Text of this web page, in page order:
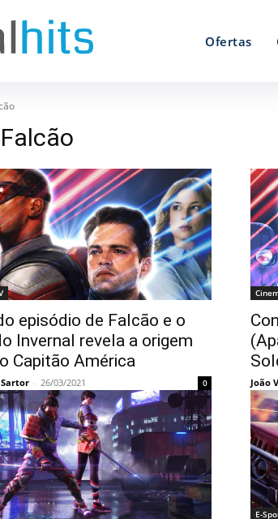
Ofertas
Falcão
episódio de Falcão e o
Invernal revela a origem
Capitão América
- 26/03/2021 0 João
E-